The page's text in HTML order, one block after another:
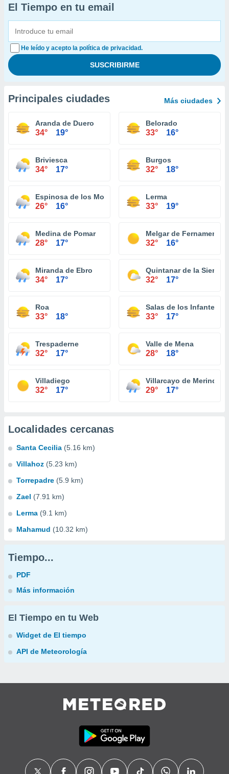
El Tiempo en tu email
He leído y acepto la política de privacidad.
Principales ciudades Más ciudades
Aranda de Duero
34° 19°
Belorado
33° 16°
Briviesca
34° 17°
Burgos
32° 18°
Espinosa de los Monteros
26° 16°
Lerma
33° 19°
Medina de Pomar
28° 17°
Melgar de Fernamental
32° 16°
Miranda de Ebro
34° 17°
Quintanar de la Sierra
32° 17°
Roa
33° 18°
Salas de los Infantes
33° 17°
Trespaderne
32° 17°
Valle de Mena
28° 18°
Villadiego
32° 17°
Villarcayo de Merindad
29° 17°
Localidades cercanas
Santa Cecilia (5.16 km)
Villahoz (5.23 km)
Torrepadre (5.9 km)
Zael (7.91 km)
Lerma (9.1 km)
Mahamud (10.32 km)
Tiempo...
PDF
Más información
El Tiempo en tu Web
Widget de El tiempo
API de Meteorología